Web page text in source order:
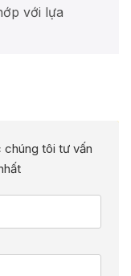
với lựa
tôi tư vấn